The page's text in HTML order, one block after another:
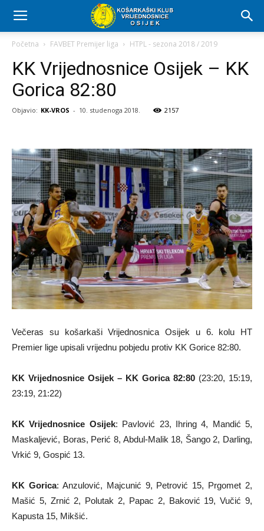
Početna FAVBET Premijer liga HTPL - sezona 2018 / 2019
KK Vrijednosnice Osijek – KK
Gorica 82:80
Objavio: KK-VROS - 10. studenoga 2018. 2157
Večeras su košarkaši Vrijednosnica Osijek u 6. kolu HT
Premier lige upisali vrijednu pobjedu protiv KK Gorice 82:80.
KK Vrijednosnice Osijek – KK Gorica 82:80 (23:20, 15:19,
23:19, 21:22)
KK Vrijednosnice Osijek: Pavlović 23, Ihring 4, Mandić 5,
Maskaljević, Boras, Perić 8, Abdul-Malik 18, Šango 2, Darling,
Vrkić 9, Gospić 13.
KK Gorica: Anzulović, Majcunić 9, Petrović 15, Prgomet 2,
Mašić 5, Zrnić 2, Polutak 2, Papac 2, Baković 19, Vučić 9,
Kapusta 15, Mikšić.